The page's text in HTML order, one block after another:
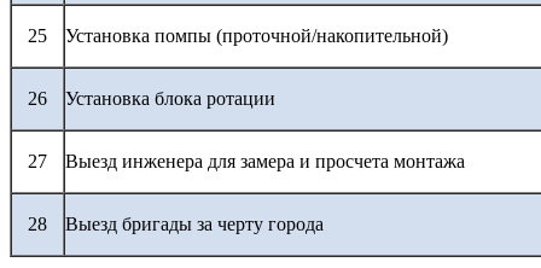
25 Установка помпы (проточной/накопительной)
26 Установка блока ротации
27 Выезд инженера для замера и просчета монтажа
28 Выезд бригады за черту города